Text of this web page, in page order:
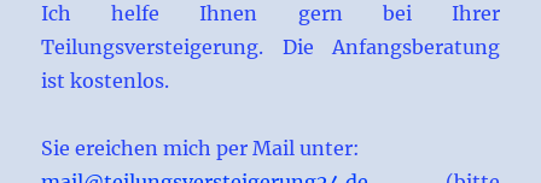
Ich helfe Ihnen gern bei Ihrer
Teilungsversteigerung. Die Anfangsberatung
ist kostenlos.
Sie ereichen mich per Mail unter: